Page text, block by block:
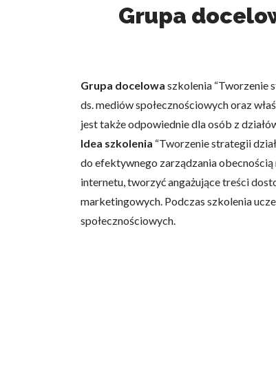
Grupa
Grupa docelowa szkolenia “Tworzenie
ds. mediów społecznościowych oraz
jest także odpowiednie dla osób z
Idea szkolenia “Tworzenie strategii
do efektywnego zarządzania
internetu, tworzyć angażujące treści
marketingowych. Podczas szkolenia
społecznościowych.